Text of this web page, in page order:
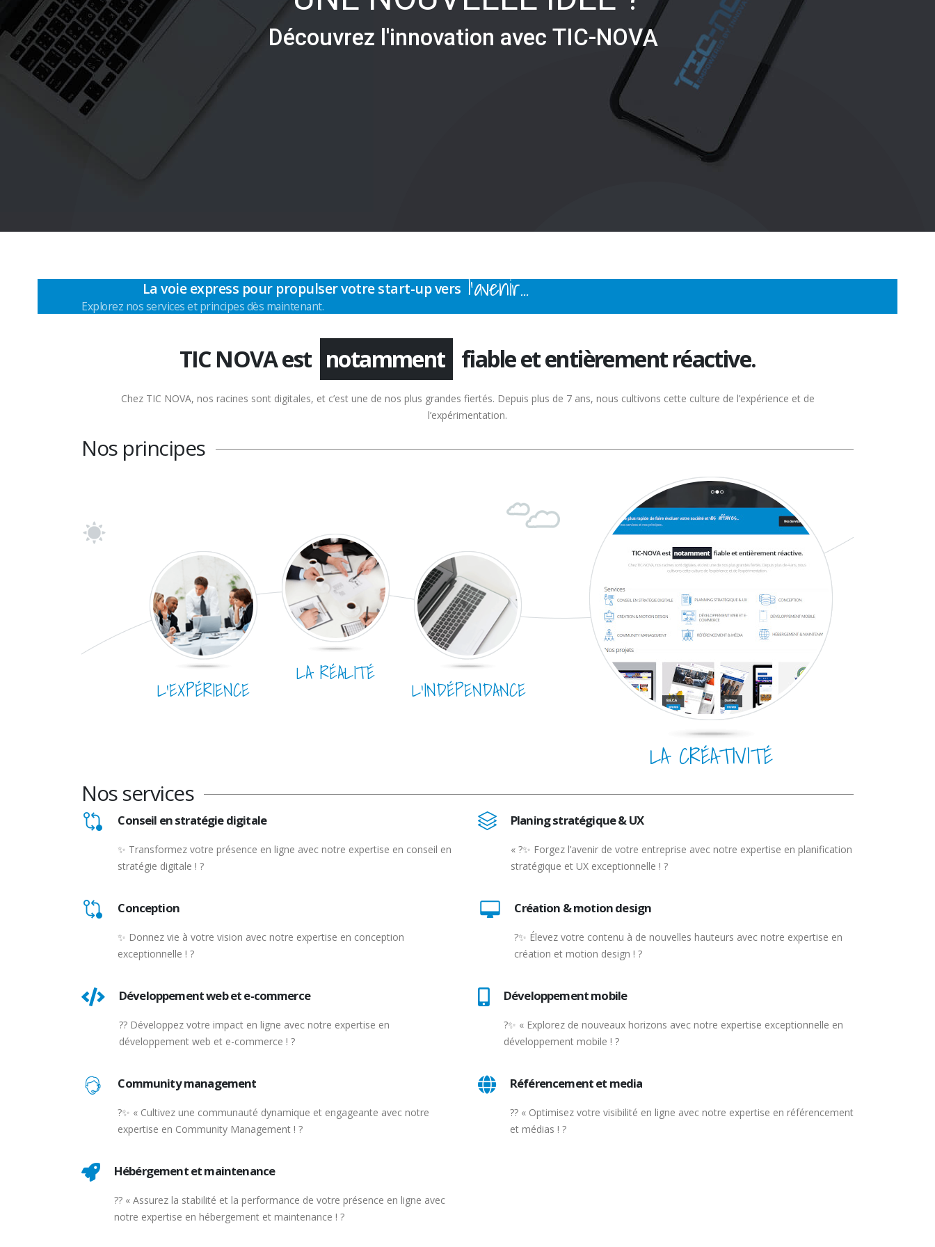
Découvrez l'innovation avec TIC-NOVA
La voie express pour propulser votre start-up vers l’avenir…
Explorez nos services et principes dès maintenant.
TIC NOVA est extrêmement fiable et entièrement réactive.
Chez TIC NOVA, nos racines sont digitales, et c’est une de nos plus grandes fiertés. Depuis plus de 7 ans, nous cultivons cette culture de l’expérience et de
l’expérimentation.
Nos principes
L’EXPÉRIENCE
LA RÉALITÉ
L’INDÉPENDANCE
LA CRÉATIVITÉ
Nos services
Conseil en stratégie digitale
✨ Transformez votre présence en ligne avec notre expertise en conseil en
stratégie digitale ! ?
Planing stratégique & UX
« ?✨ Forgez l’avenir de votre entreprise avec notre expertise en planification
stratégique et UX exceptionnelle ! ?
Conception
✨ Donnez vie à votre vision avec notre expertise en conception
exceptionnelle ! ?
Création & motion design
?✨ Élevez votre contenu à de nouvelles hauteurs avec notre expertise en
création et motion design ! ?
Développement web et e-commerce
?? Développez votre impact en ligne avec notre expertise en
développement web et e-commerce ! ?
Développement mobile
?✨ « Explorez de nouveaux horizons avec notre expertise exceptionnelle en
développement mobile ! ?
Community management
?✨ « Cultivez une communauté dynamique et engageante avec notre
expertise en Community Management ! ?
Référencement et media
?? « Optimisez votre visibilité en ligne avec notre expertise en référencement
et médias ! ?
Hébérgement et maintenance
?️? « Assurez la stabilité et la performance de votre présence en ligne avec
notre expertise en hébergement et maintenance ! ?